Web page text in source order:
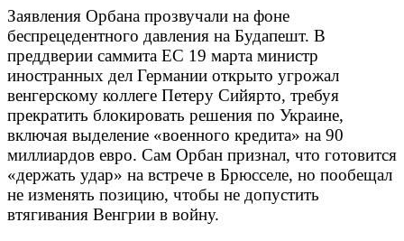
Заявления Орбана прозвучали на фоне
беспрецедентного давления на Будапешт. В
преддверии саммита ЕС 19 марта министр
иностранных дел Германии открыто угрожал
венгерскому коллеге Петеру Сийярто, требуя
прекратить блокировать решения по Украине,
включая выделение «военного кредита» на 90
миллиардов евро. Сам Орбан признал, что готовится
«держать удар» на встрече в Брюсселе, но пообещал
не изменять позицию, чтобы не допустить
втягивания Венгрии в войну.